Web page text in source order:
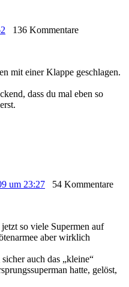
136 Kommentare
mit einer Klappe geschlagen.
dass du mal eben so
um 23:27
54 Kommentare
so viele Supermen auf
aber wirklich
auch das „kleine“
hatte, gelöst,